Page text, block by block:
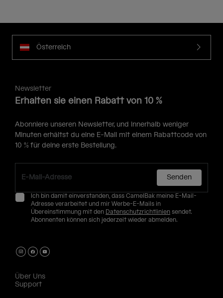
Österreich
Newsletter
Erhalten sie einen Rabatt von 10 %
Abonniere unseren Newsletter, und innerhalb weniger
Minuten erhältst du eine E-Mail mit einem Rabattcode von
10 % für deine erste Bestellung.
Senden
Ich bin damit einverstanden, dass CamelBak meine E-Mail-
Adresse verarbeitet und mir Werbe-E-Mails in
Übereinstimmung mit den Datenschutzrichtlinien sendet.
Abonnenten können sich jederzeit wieder abmelden.
Über Uns
Support